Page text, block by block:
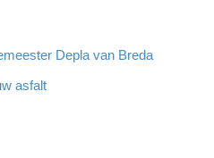
Depla van Breda
asfalt